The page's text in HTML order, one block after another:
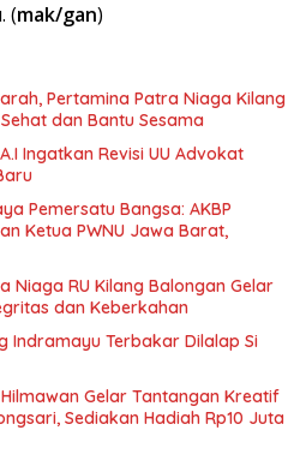
(mak/gan)
Pertamina Patra Niaga Kilang
dan Bantu Sesama
Ingatkan Revisi UU Advokat
Pemersatu Bangsa: AKBP
Ketua PWNU Jawa Barat,
Niaga RU Kilang Balongan Gelar
dan Keberkahan
Indramayu Terbakar Dilalap Si
Gelar Tantangan Kreatif
Sediakan Hadiah Rp10 Juta